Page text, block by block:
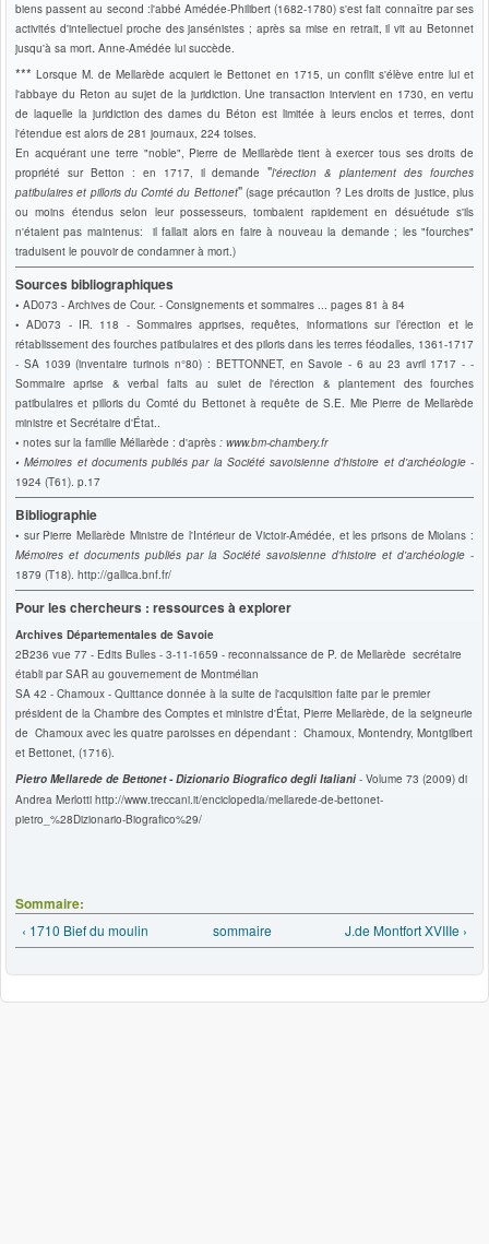
biens passent au second :l'abbé Amédée-Philibert(1682-1780)s'est fait connaître par ses
activités d'intellectuel proche des jansénistes ; après sa mise en retrait, il vit au Betonnet
jusqu'à sa mort. Anne-Amédée lui succède.
***Lorsque M. de Mellarède acquiert le Bettonet en 1715, un conflit s'élève entre lui et
l'abbaye du Reton au sujet de la juridiction. Une transaction intervient en 1730, en vertu
de laquelle la juridiction des dames du Béton est limitée à leurs enclos et terres, dont
l'étendue est alors de 281 journaux, 224 toises.
En acquérant une terre "noble", Pierre de Meillarède tient à exercer tous ses droits de
propriété sur Betton : en 1717, il demande "l'érection & plantement des fourches
patibulaires et pilloris du Comté du Bettonet"(sage précaution ? Les droits de justice, plus
ou moins étendus selon leur possesseurs, tombaient rapidement en désuétude s'ils
n'étaient pas maintenus: il fallait alors en faire à nouveau la demande ; les "fourches"
traduisent le pouvoir de condamner à mort.)
Sources bibliographiques
• AD073 - Archives de Cour. - Consignements et sommaires ... pages 81 à 84
• AD073 - IR. 118 - Sommaires apprises, requêtes, informations sur l’érection et le
rétablissement des fourches patibulaires et des piloris dans les terres féodalles, 1361-1717
- SA 1039 (inventaire turinois n°80) : BETTONNET, en Savoie - 6 au 23 avril 1717 - -
Sommaire aprise & verbal faits au suiet de l'érection & plantement des fourches
patibulaires et pilloris du Comté du Bettonet à requête de S.E. Mie Pierre de Mellarède
ministre et Secrétaire d'État..
• notes sur la famille Méllarède : d'après : www.bm-chambery.fr
•Mémoires et documents publiés par la Société savoisienne d'histoire et d'archéologie-
1924 (T61). p.17
Bibliographie
• sur Pierre Mellarède Ministre de l'Intérieur de Victoir-Amédée, et les prisons de Miolans :
Mémoires et documents publiés par la Société savoisienne d'histoire et d'archéologie -
1879 (T18). http://gallica.bnf.fr/
Pour les chercheurs : ressources à explorer
Archives Départementales de Savoie
2B236 vue 77 - Edits Bulles - 3-11-1659 - reconnaissance de P. de Mellarède secrétaire
établi par SAR au gouvernement de Montmélian
SA 42 - Chamoux - Quittance donnée à la suite de l'acquisition faite par le premier
président de la Chambre des Comptes et ministre d'État, Pierre Mellarède, de la seigneurie
de Chamoux avec les quatre paroisses en dépendant : Chamoux, Montendry, Montgilbert
et Bettonet, (1716).
Pietro Mellarede de Bettonet- Dizionario Biografico degli Italiani - Volume 73 (2009) di
Andrea Merlotti http://www.treccani.it/enciclopedia/mellarede-de-bettonet-
pietro_%28Dizionario-Biografico%29/
Sommaire:
‹ 1710 Bief du moulin sommaire J.de Montfort XVIIIe ›